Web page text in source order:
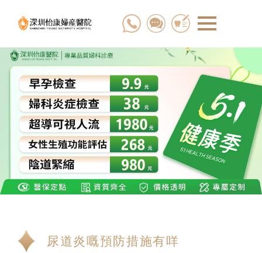
尿道炎嘅預防措施有咩